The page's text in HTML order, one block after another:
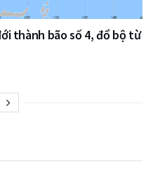
thành bão số 4, đổ bộ từ